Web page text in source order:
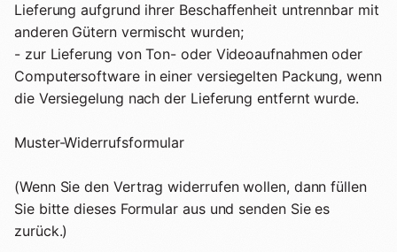
Lieferung aufgrund ihrer Beschaffenheit untrennbar mit
anderen Gütern vermischt wurden;
- zur Lieferung von Ton- oder Videoaufnahmen oder
Computersoftware in einer versiegelten Packung, wenn
die Versiegelung nach der Lieferung entfernt wurde.
Muster-Widerrufsformular
(Wenn Sie den Vertrag widerrufen wollen, dann füllen
Sie bitte dieses Formular aus und senden Sie es
zurück.)